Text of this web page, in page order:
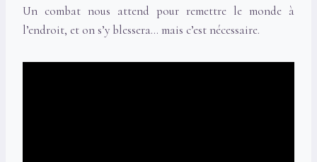
Un combat nous attend pour remettre le monde à
l’endroit, et on s’y blessera… mais c’est nécessaire.